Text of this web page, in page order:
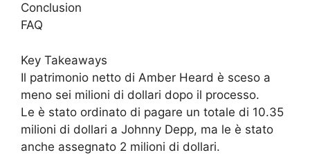
Conclusion
FAQ
Key Takeaways
Il patrimonio netto di Amber Heard è sceso a
meno sei milioni di dollari dopo il processo.
Le è stato ordinato di pagare un totale di 10.35
milioni di dollari a Johnny Depp, ma le è stato
anche assegnato 2 milioni di dollari.